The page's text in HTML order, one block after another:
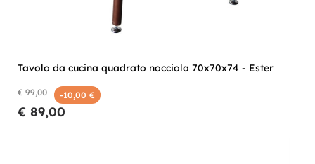
Tavolo da cucina quadrato nocciola 70x70x74 - Ester
€ 99,00 -10,00 €
€ 89,00